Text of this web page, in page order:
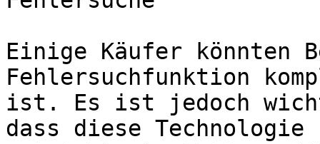
Einige Käufer könnten
Fehlersuchfunktion
ist. Es ist jedoch
dass diese